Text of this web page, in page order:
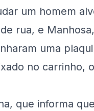
um homem
rua, e
uma
no carrinho,
que informa